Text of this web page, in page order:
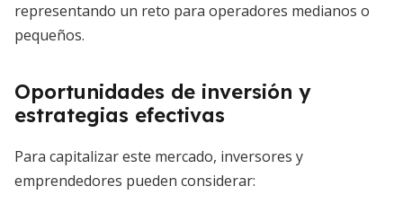
representando un reto para operadores medianos o
pequeños.
Oportunidades de inversión y
estrategias efectivas
Para capitalizar este mercado, inversores y
emprendedores pueden considerar: